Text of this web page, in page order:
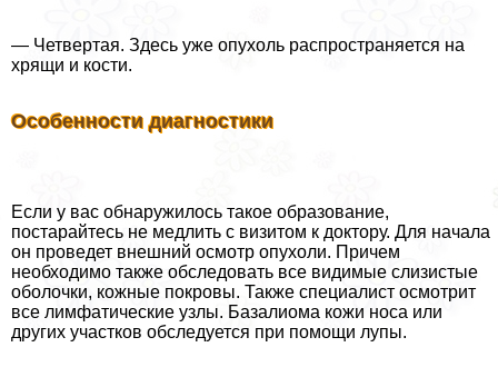
— Четвертая. Здесь уже опухоль распространяется на
хрящи и кости.
Особенности диагностики
Если у вас обнаружилось такое образование,
постарайтесь не медлить с визитом к доктору. Для начала
он проведет внешний осмотр опухоли. Причем
необходимо также обследовать все видимые слизистые
оболочки, кожные покровы. Также специалист осмотрит
все лимфатические узлы. Базалиома кожи носа или
других участков обследуется при помощи лупы.